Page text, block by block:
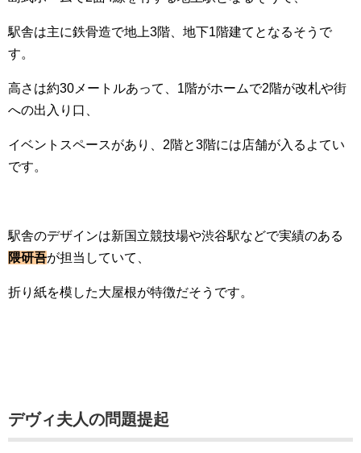
駅舎は主に鉄骨造で地上3階、地下1階建てとなるそうで
す。
高さは約30メートルあって、1階がホームで2階が改札や街
への出入り口、
イベントスペースがあり、2階と3階には店舗が入るよてい
です。
駅舎のデザインは新国立競技場や渋谷駅などで実績のある
隈研吾が担当していて、
折り紙を模した大屋根が特徴だそうです。
デヴィ夫人の問題提起